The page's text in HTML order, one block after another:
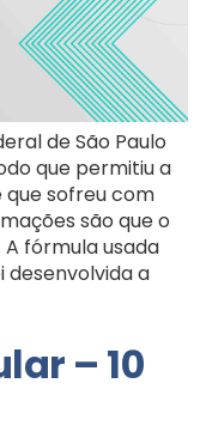
de São Paulo
que permitiu a
que sofreu com
são que o
fórmula usada
desenvolvida a
– 10